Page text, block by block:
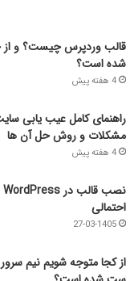
قالب وردپرس چیست؟ و از
شده است؟
4 هفته پیش
راهنمای کامل عیب‌ یابی
مشکلات و روش حل آن‌ ها
4 هفته پیش
احتمالی
27-03-1405